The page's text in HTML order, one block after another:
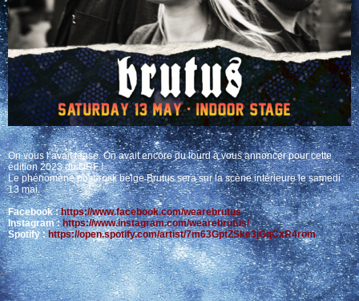
On vous l’avait teasé. On avait encore du lourd à vous annoncer pour cette
édition 2023 du DRF !
Le phénomène post-rock belge Brutus sera sur la scène intérieure le samedi
13 mai.
Facebook :https://www.facebook.com/wearebrutus
Instagram :https://www.instagram.com/wearebrutus/
Spotify :https://open.spotify.com/artist/7m63GptZSke3jGqCxR4rom